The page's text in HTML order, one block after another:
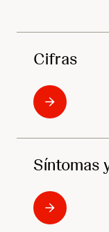
Cifras
Síntomas